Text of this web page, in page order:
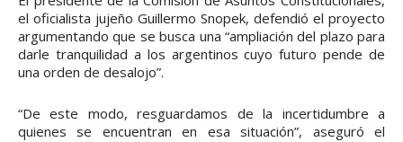
el oficialista jujeño Guillermo Snopek, defendió el proyecto
argumentando que se busca una “ampliación del plazo para
darle tranquilidad a los argentinos cuyo futuro pende de
una orden de desalojo”.
“De este modo, resguardamos de la incertidumbre a
quienes se encuentran en esa situación”, aseguró el